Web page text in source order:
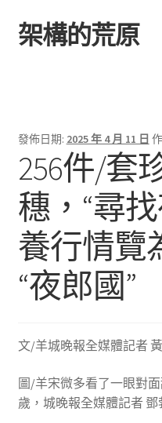
跳
至
跳
至
架構的荒原
發佈日期: 2025 年 4 月 11 日
256件/套
穗，“尋
養行情覽
“夜郎國”
文/羊城晚報全媒體記者
圖/羊宋微多看了一眼對
歲，城晚報全媒體記者 鄧